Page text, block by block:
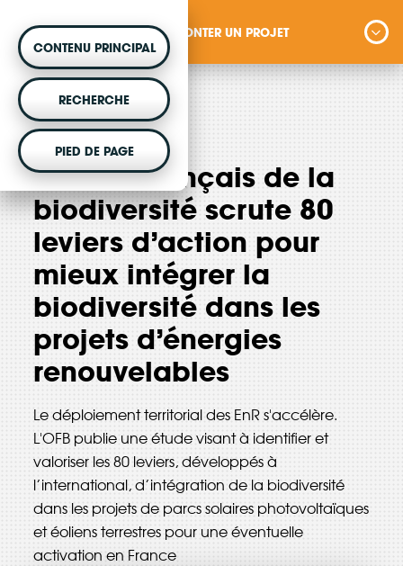
CONTENU PRINCIPAL
RECHERCHE
PIED DE PAGE
MONTER UN PROJET
Vous souhaitez être accompagné dans votre
projet d'énergie renouvelable citoyenne ?
VOTRE ARGENT AGIT
Vous souhaitez placer votre épargne au
service de la transition énergétique ?
Énergie Partagée accompagne les initiatives
de production d'énergie renouvelable qui
associent les habitants et acteurs de leur
territoire.
ABONNEZ-VOUS À NOS NEWSLETTERS
MONTER UN PROJET
août 2023
L’Office français de la
biodiversité scrute 80
leviers d’action pour
mieux intégrer la
biodiversité dans les
projets d’énergies
renouvelables
Le déploiement territorial des EnR s'accélère.
L'OFB publie une étude visant à identifier et
valoriser les 80 leviers, développés à
l’international, d’intégration de la biodiversité
dans les projets de parcs solaires photovoltaïques
et éoliens terrestres pour une éventuelle
activation en France